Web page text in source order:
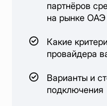
партнёров
на рынке ОАЭ
Какие
провайдера
Варианты и
подключения